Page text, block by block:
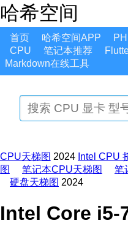
哈希空间
首页 哈希空间APP
CPU
笔记本推荐
Markdown在线工具
CPU天梯图 2024 Intel CPU
图
笔记本CPU天梯图 笔
硬盘天梯图 2024
Intel Core i5-